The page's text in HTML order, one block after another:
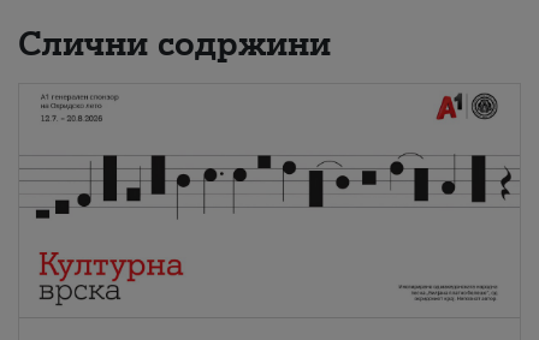
Слични содржини